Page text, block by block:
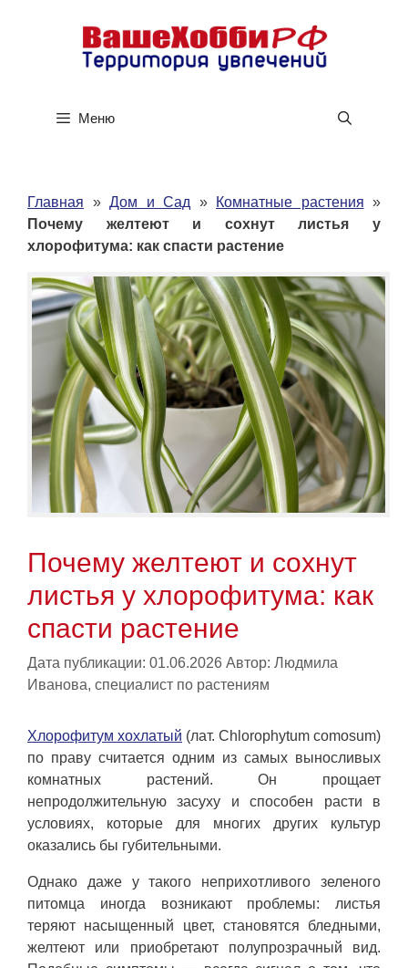
содержимому
Меню
Главная » Дом и Сад » Комнатные растения »
Почему желтеют и сохнут листья у
хлорофитума: как спасти растение
Почему желтеют и сохнут
листья у хлорофитума: как
спасти растение
Дата публикации: 01.06.2026 Автор: Людмила
Иванова, специалист по растениям
Хлорофитум хохлатый (лат. Chlorophytum comosum)
по праву считается одним из самых выносливых
комнатных растений. Он прощает
непродолжительную засуху и способен расти в
условиях, которые для многих других культур
оказались бы губительными.
Однако даже у такого неприхотливого зеленого
питомца иногда возникают проблемы: листья
теряют насыщенный цвет, становятся бледными,
желтеют или приобретают полупрозрачный вид.